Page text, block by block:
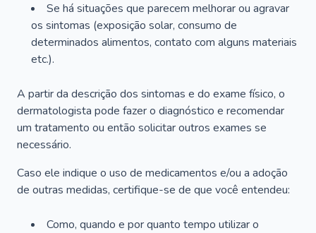
Se há situações que parecem melhorar ou agravar
os sintomas (exposição solar, consumo de
determinados alimentos, contato com alguns materiais
etc.).
A partir da descrição dos sintomas e do exame físico, o
dermatologista pode fazer o diagnóstico e recomendar
um tratamento ou então solicitar outros exames se
necessário.
Caso ele indique o uso de medicamentos e/ou a adoção
de outras medidas, certifique-se de que você entendeu:
Como, quando e por quanto tempo utilizar o